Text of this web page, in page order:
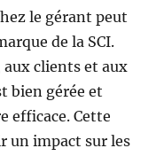
le gérant peut
de la SCI.
clients et aux
bien gérée et
efficace. Cette
un impact sur les